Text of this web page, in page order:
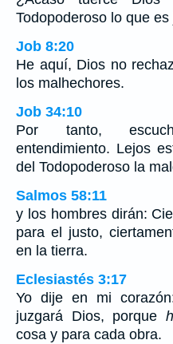
Todopoderoso lo que es
Job 8:20
He aquí, Dios no
los malhechores.
Job 34:10
Por tanto,
entendimiento. Lejos
del Todopoderoso la
Salmos 58:11
y los hombres dirán:
para el justo,
en la tierra.
Eclesiastés 3:17
Yo dije en mi
juzgará Dios, porque
cosa y para cada obra.